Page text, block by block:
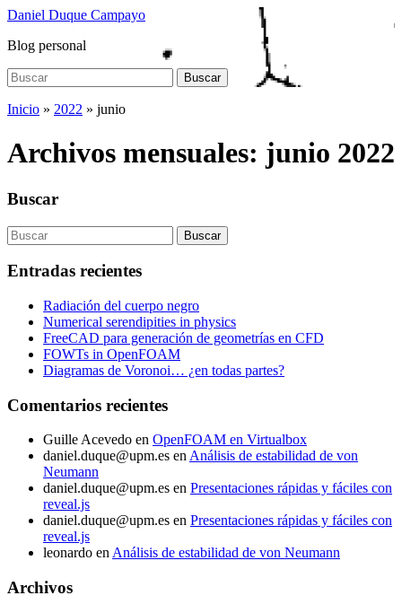
Saltar
contenido
Daniel Duque Campayo
Blog personal
Buscar:
Buscar
Inicio » 2022 » junio
Archivos mensuales: junio 2022
Buscar
Buscar: Buscar
Entradas recientes
Radiación del cuerpo negro
Numerical serendipities in physics
FreeCAD para generación de geometrías en CFD
FOWTs in OpenFOAM
Diagramas de Voronoi… ¿en todas partes?
Comentarios recientes
Guille Acevedo en OpenFOAM en Virtualbox
daniel.duque@upm.es enAnálisis de estabilidad de von
Neumann
daniel.duque@upm.es en Presentaciones rápidas y fáciles con
reveal.js
daniel.duque@upm.es en Presentaciones rápidas y fáciles con
reveal.js
leonardo enAnálisis de estabilidad de von Neumann
Archivos